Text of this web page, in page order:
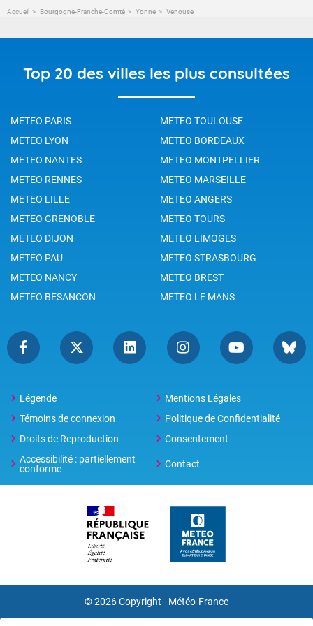
Accueil Bourgogne-Franche-Comté Yonne Venouse
Top 20 des villes les plus consultées
METEO PARIS
METEO TOULOUSE
METEO LYON
METEO BORDEAUX
METEO NANTES
METEO MONTPELLIER
METEO RENNES
METEO MARSEILLE
METEO LILLE
METEO ANGERS
METEO GRENOBLE
METEO TOURS
METEO DIJON
METEO LIMOGES
METEO PAU
METEO STRASBOURG
METEO NANCY
METEO BREST
METEO BESANCON
METEO LE MANS
Légende
Mentions Légales
Témoins de connexion
Politique de Confidentialité
Droits de Reproduction
Consentement
Accessibilité : partiellement
conforme
Contact
© 2026 Copyright - Météo-France